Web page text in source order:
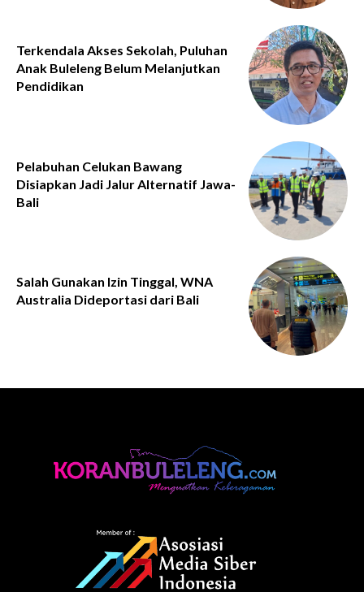
Terkendala Akses Sekolah, Puluhan
Anak Buleleng Belum Melanjutkan
Pendidikan
Pelabuhan Celukan Bawang
Disiapkan Jadi Jalur Alternatif Jawa-
Bali
Salah Gunakan Izin Tinggal, WNA
Australia Dideportasi dari Bali